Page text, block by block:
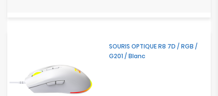
SOURIS OPTIQUE R8 7D / RGB /
G201 / Blanc